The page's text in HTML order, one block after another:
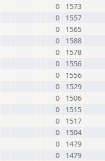
0
1573
0
1557
0
1565
0
1588
0
1578
0
1556
0
1556
0
1529
0
1506
0
1515
0
1517
0
1504
0
1479
0
1479